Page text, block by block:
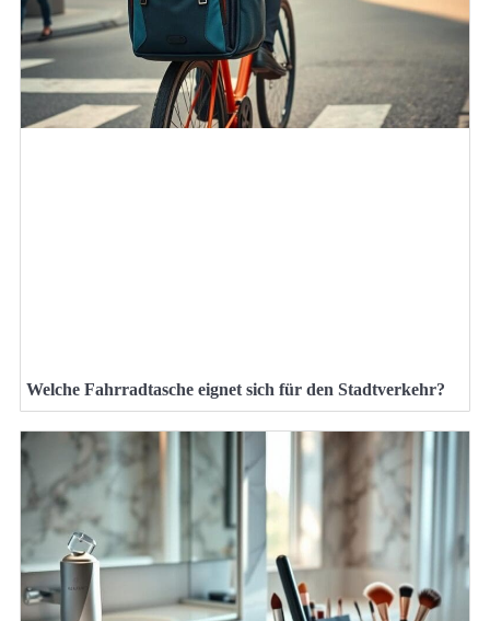
Welche Fahrradtasche eignet sich für den Stadtverkehr?